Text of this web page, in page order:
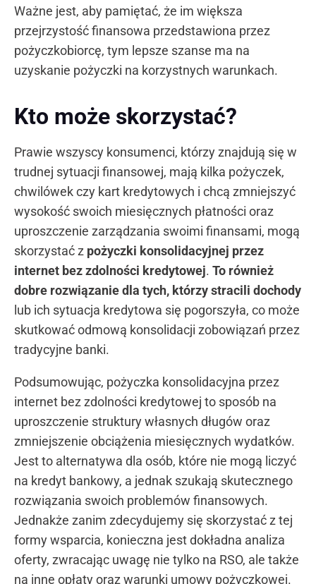
Ważne jest, aby pamiętać, że im większa
przejrzystość finansowa przedstawiona przez
pożyczkobiorcę, tym lepsze szanse ma na
uzyskanie pożyczki na korzystnych warunkach.
Kto może skorzystać?
Prawie wszyscy konsumenci, którzy znajdują się w
trudnej sytuacji finansowej, mają kilka pożyczek,
chwilówek czy kart kredytowych i chcą zmniejszyć
wysokość swoich miesięcznych płatności oraz
uproszczenie zarządzania swoimi finansami, mogą
skorzystać z pożyczki konsolidacyjnej przez
internet bez zdolności kredytowej. To również
dobre rozwiązanie dla tych, którzy stracili dochody
lub ich sytuacja kredytowa się pogorszyła, co może
skutkować odmową konsolidacji zobowiązań przez
tradycyjne banki.
Podsumowując, pożyczka konsolidacyjna przez
internet bez zdolności kredytowej to sposób na
uproszczenie struktury własnych długów oraz
zmniejszenie obciążenia miesięcznych wydatków.
Jest to alternatywa dla osób, które nie mogą liczyć
na kredyt bankowy, a jednak szukają skutecznego
rozwiązania swoich problemów finansowych.
Jednakże zanim zdecydujemy się skorzystać z tej
formy wsparcia, konieczna jest dokładna analiza
oferty, zwracając uwagę nie tylko na RSO, ale także
na inne opłaty oraz warunki umowy pożyczkowej.